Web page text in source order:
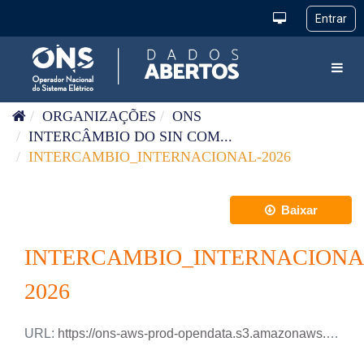
ORGANIZAÇÕES
ONS
INTERCÂMBIO DO SIN COM...
INTERCAMBIO_INTERNACIONAL-2026
Baixar
2026
URL: https://ons-aws-prod-opendata.s3.amazonaws.com/dataset/intercambio_internacional_ho/INTERCAMBIO_INTERNACIONAL_2026.csv